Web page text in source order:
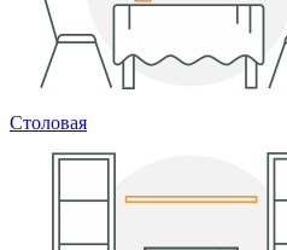
Столовая